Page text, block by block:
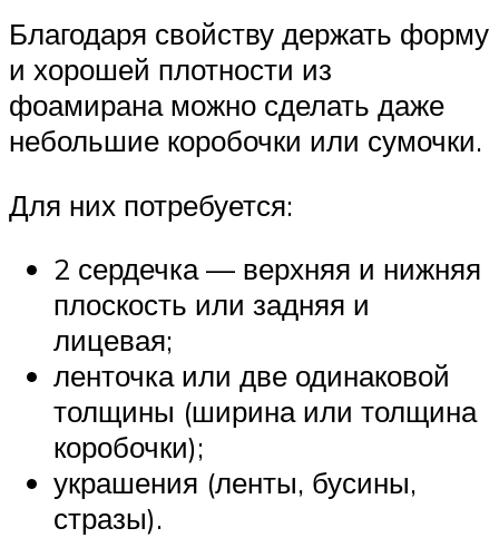
Благодаря свойству держать форму
и хорошей плотности из
фоамирана можно сделать даже
небольшие коробочки или сумочки.
Для них потребуется:
2 сердечка — верхняя и нижняя
плоскость или задняя и
лицевая;
ленточка или две одинаковой
толщины (ширина или толщина
коробочки);
украшения (ленты, бусины,
стразы).